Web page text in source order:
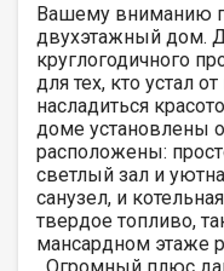
Вашему вниманию
двухэтажный дом.
круглогодичного
для тех, кто устал
насладиться
доме установлены
расположены:
светлый зал и
санузел, и
твердое топливо,
мансардном этаже